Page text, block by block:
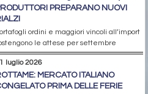
PREPARANO NUOVI
ordini e maggiori vincoli all’import
le attese per settembre
luglio 2026
MERCATO ITALIANO
PRIMA DELLE FERIE